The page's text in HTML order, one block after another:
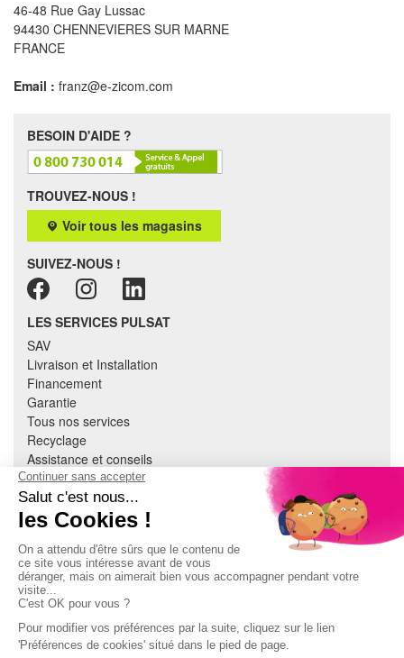
46-48 Rue Gay Lussac
94430 CHENNEVIERES SUR MARNE
FRANCE
Email : franz@e-zicom.com
BESOIN D'AIDE ?
TROUVEZ-NOUS !
Voir tous les magasins
SUIVEZ-NOUS !
LES SERVICES PULSAT
SAV
Livraison et Installation
Financement
Garantie
Tous nos services
Recyclage
Assistance et conseils
Cuisine équipée
Literie
Nous contacter
À PROPOS
CGV
Mentions légales
Données personnelles
Devenir adhérent